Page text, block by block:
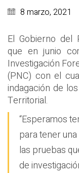
8 marzo, 2021
El Gobierno del
que en junio
Investigación
(PNC) con el
indagación de
Territorial.
“Esperamos
para tener
las pruebas
de